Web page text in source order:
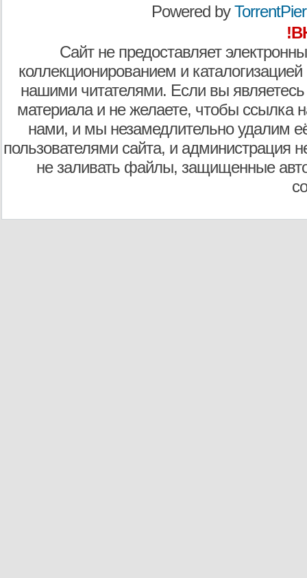
Powered by
Сайт не предоставляет
коллекционированием и
нашими читателями. Если вы являетесь
материала и не желаете, чтобы ссылка
нами, и мы незамедлительно удалим
пользователями сайта, и администрация
не заливать файлы, защищенные